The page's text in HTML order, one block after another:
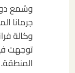
وسُمع
جرمانا
وكالة
توجهت
المنطقة.